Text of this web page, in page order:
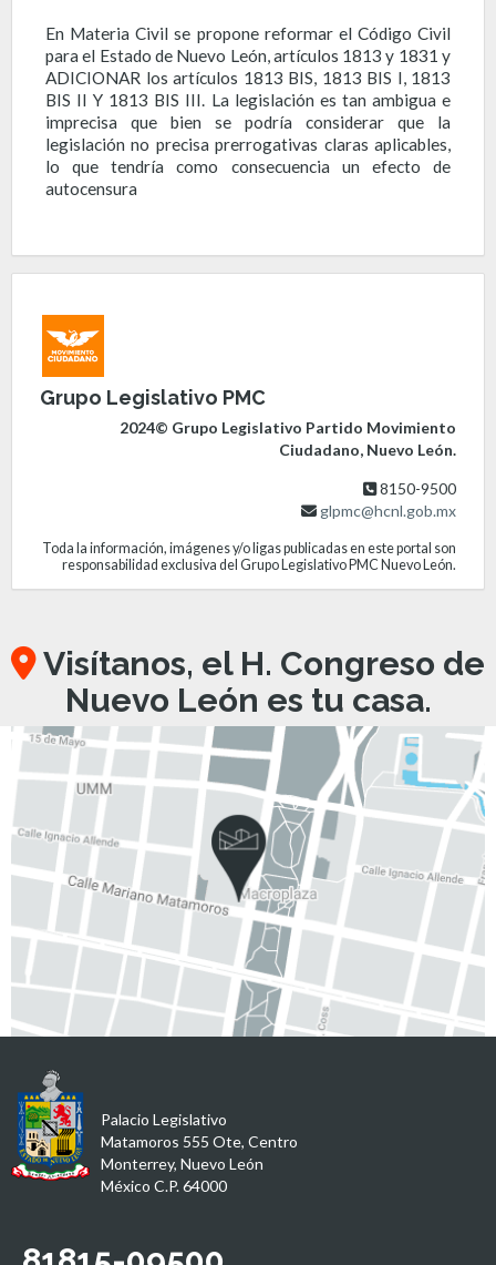
En Materia Civilse propone reformar el Código Civil
para el Estado de Nuevo León, artículos 1813 y 1831 y
ADICIONAR los artículos 1813 BIS, 1813 BIS I, 1813
BIS II Y 1813 BIS III. La legislación es tan ambigua e
imprecisa que bien se podría considerar que la
legislación no precisa prerrogativas claras aplicables,
lo que tendría como consecuencia un efecto de
autocensura
Grupo Legislativo PMC
2024© Grupo Legislativo Partido Movimiento
Ciudadano, Nuevo León.
8150-9500
glpmc@hcnl.gob.mx
Toda la información, imágenes y/o ligas publicadas en este portal son
responsabilidad exclusiva del Grupo Legislativo PMC Nuevo León.
Visítanos, el H. Congreso de
Nuevo León es tu casa.
Palacio Legislativo
Matamoros 555 Ote, Centro
Monterrey, Nuevo León
México C.P. 64000